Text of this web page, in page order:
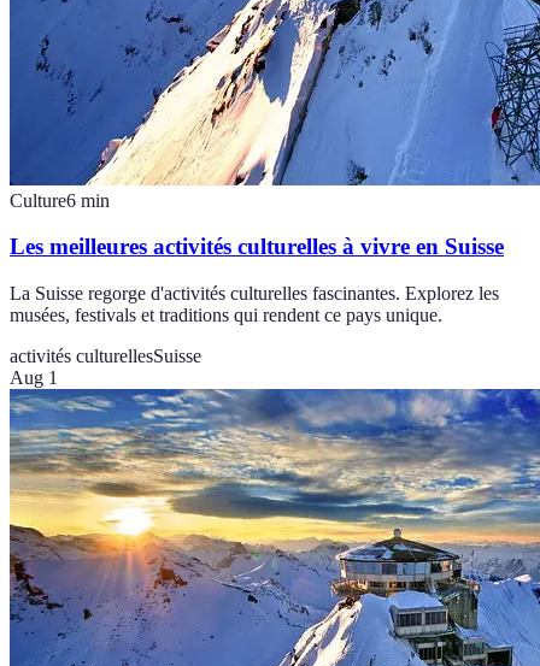
Culture6 min
Les meilleures activités culturelles à vivre en Suisse
La Suisse regorge d'activités culturelles fascinantes. Explorez les
musées, festivals et traditions qui rendent ce pays unique.
activités culturellesSuisse
Aug 1